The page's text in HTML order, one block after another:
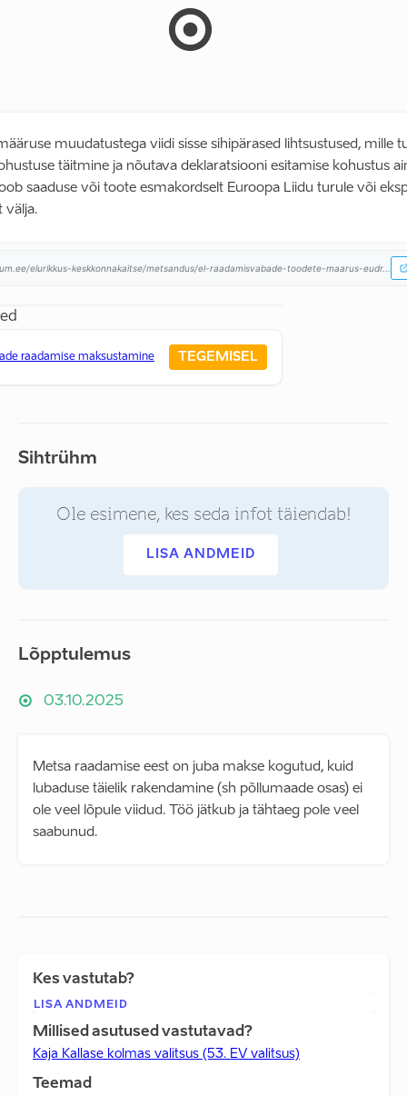
muudatustega viidi sisse sihipärased lihtsustused, mille
täitmine ja nõutava deklaratsiooni esitamise kohustus
saaduse või toote esmakordselt Euroopa Liidu turule või
välja.
elurikkus-keskkonnakaitse/metsandus/el-raadamisvabade-toodete-maarus-eudr...
raadamise maksustamine TEGEMISEL
Sihtrühm
Ole esimene, kes seda infot täiendab!
LISA ANDMEID
Lõpptulemus
03.10.2025
Metsa raadamise eest on juba makse kogutud, kuid
lubaduse täielik rakendamine (sh põllumaade osas) ei
ole veel lõpule viidud. Töö jätkub ja tähtaeg pole veel
saabunud.
Kes vastutab?
LISA ANDMEID
Millised asutused vastutavad?
Kaja Kallase kolmas valitsus (53. EV valitsus)
Teemad